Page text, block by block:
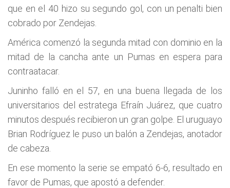
que en el 40 hizo su segundo gol, con un penalti bien
cobrado por Zendejas.
América comenzó la segunda mitad con dominio en la
mitad de la cancha ante un Pumas en espera para
contraatacar.
Juninho falló en el 57, en una buena llegada de los
universitarios del estratega Efraín Juárez, que cuatro
minutos después recibieron un gran golpe. El uruguayo
Brian Rodríguez le puso un balón a Zendejas, anotador
de cabeza.
En ese momento la serie se empató 6-6, resultado en
favor de Pumas, que apostó a defender.